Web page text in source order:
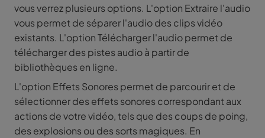
vous verrez plusieurs options. L'option Extraire l'audio
vous permet de séparer l'audio des clips vidéo
existants. L'option Télécharger l'audio permet de
télécharger des pistes audio à partir de
bibliothèques en ligne.
L'option Effets Sonores permet de parcourir et de
sélectionner des effets sonores correspondant aux
actions de votre vidéo, tels que des coups de poing,
des explosions ou des sorts magiques. En